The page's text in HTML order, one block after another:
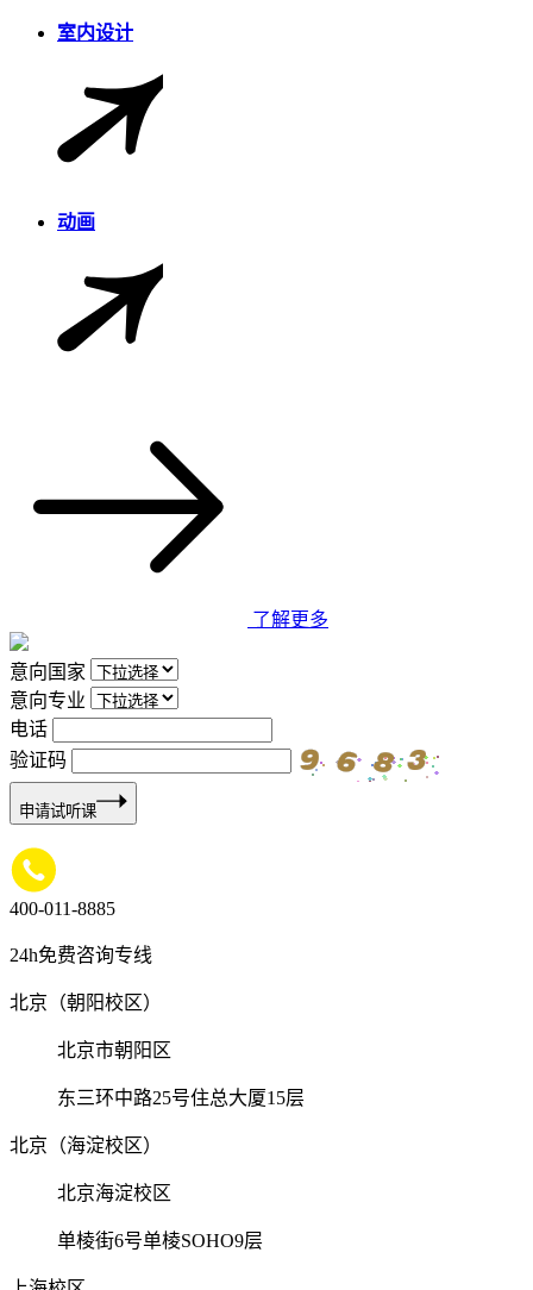
室内设计
动画
了解更多
意向国家
意向专业
电话
验证码
申请试听课
400-011-8885
24h免费咨询专线
北京（朝阳校区）
北京市朝阳区
东三环中路25号住总大厦15层
北京（海淀校区）
北京海淀校区
单棱街6号单棱SOHO9层